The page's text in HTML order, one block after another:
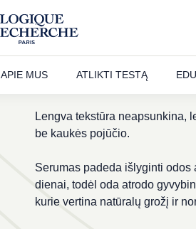
APIE MUS ATLIKTI TESTĄ
prisitaiko prie odos ir sukuria
Lengva tekstūra neapsunkina,
be kaukės pojūčio.
Serumas padeda išlyginti
dienai, todėl oda atrodo
kurie vertina natūralų grožį ir